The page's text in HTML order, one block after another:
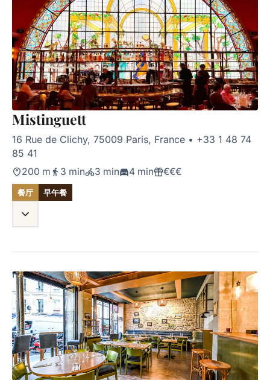
Mistinguett
16 Rue de Clichy, 75009 Paris, France • +33 1 48 74
85 41
200 m 3 min 3 min 4 min €€€
餐厅 早午餐